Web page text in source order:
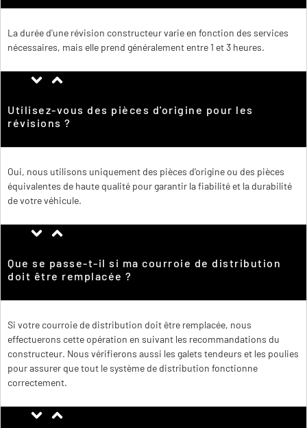
La durée d'une révision constructeur varie en fonction des services
nécessaires, mais elle prend généralement entre 1 et 3 heures.
Utilisez-vous des pièces d'origine pour les
révisions ?
Oui, nous utilisons uniquement des pièces d'origine ou des pièces
équivalentes de haute qualité pour garantir la fiabilité et la durabilité
de votre véhicule.
Que se passe-t-il si ma courroie de distribution
doit être remplacée ?
Si votre courroie de distribution doit être remplacée, nous
effectuerons cette opération en suivant les recommandations du
constructeur. Nous vérifierons aussi les galets tendeurs et les poulies
pour assurer que tout le système de distribution fonctionne
correctement.